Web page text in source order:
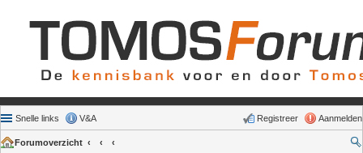
Snelle links V&A Aanmelden
Registreer
Forumoverzicht